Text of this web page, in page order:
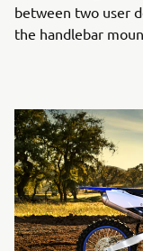
between two user
the handlebar